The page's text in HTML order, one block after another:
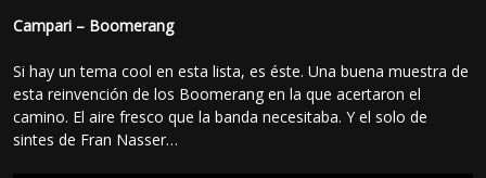
Campari – Boomerang
Si hay un tema cool en esta lista, es éste. Una buena muestra de
esta reinvención de los Boomerang en la que acertaron el
camino. El aire fresco que la banda necesitaba. Y el solo de
sintes de Fran Nasser…